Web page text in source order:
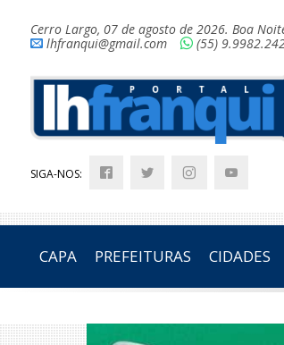
Cerro Largo, 07 de agosto de 2026. Boa
lhfranqui@gmail.com
(55)
SIGA-NOS:
CAPA PREFEITURAS CIDADES